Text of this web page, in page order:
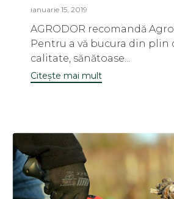
ianuarie 15, 2019
AGRODOR recomandă
Pentru a vă bucura din plin
calitate, sănătoase...
Citește mai mult